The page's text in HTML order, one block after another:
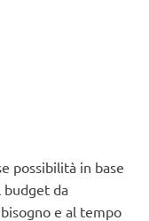
possibilità in base
budget da
e al tempo